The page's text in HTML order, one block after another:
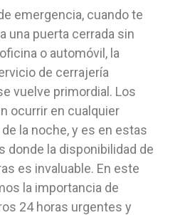
emergencia, cuando te
una puerta cerrada sin
o automóvil, la
de cerrajería
vuelve primordial. Los
ocurrir en cualquier
la noche, y es en estas
donde la disponibilidad de
es invaluable. En este
la importancia de
24 horas urgentes y